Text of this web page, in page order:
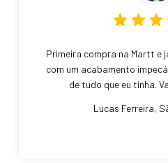
Primeira compra na Martt e
com um acabamento
de tudo que eu tinha.
Lucas Ferreira,